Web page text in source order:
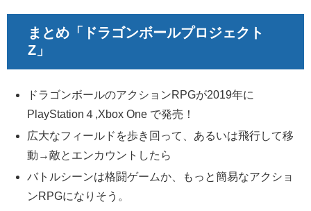
まとめ「ドラゴンボールプロジェクト
Z」
ドラゴンボールのアクションRPGが2019年に
PlayStation４,Xbox One で発売！
広大なフィールドを歩き回って、あるいは飛行して移
動→敵とエンカウントしたら
バトルシーンは格闘ゲームか、もっと簡易なアクショ
ンRPGになりそう。